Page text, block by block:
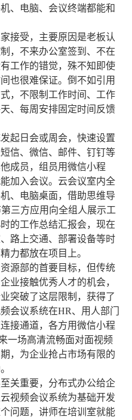
、电脑、会议终端都能和
接受，主要原因是老板认
，不来办公室签到、不在
工作的错觉，殊不知即使
也很难保证。倒不如引用
，不限制工作时间、工作
、每周安排固定时间反馈
起日会或周会，快速设置
信、微信、邮件、钉钉等
成员，组员用微信小程
加入会议。云会议室内全
、电脑桌面，借助思维导
三方应用向全组人展示工
的工作总结汇报会，现在
路上交通、部署设备等时
力都放在项目上。
源部的首要目标，但传统
业接触优秀人才的机会，
突破了这层限制，获得了
会议系统在HR、用人部门
接通道，各方用微信小程
一场高清流畅面对面视频
，为企业抢占市场有限的
关重要，分布式办公给企
视频会议系统为基础开发
问题，讲师在培训室就能